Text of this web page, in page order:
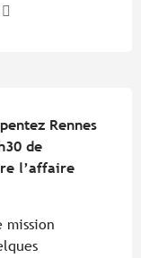
Rennes
de
l’affaire
mission